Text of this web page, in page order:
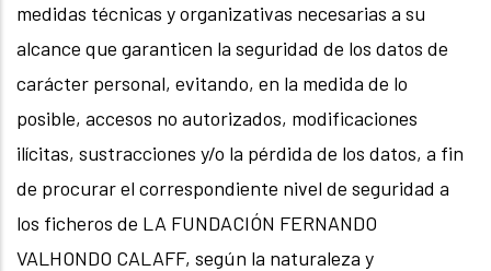
medidas técnicas y organizativas necesarias a su
alcance que garanticen la seguridad de los datos de
carácter personal, evitando, en la medida de lo
posible, accesos no autorizados, modificaciones
ilícitas, sustracciones y/o la pérdida de los datos, a fin
de procurar el correspondiente nivel de seguridad a
los ficheros de LA FUNDACIÓN FERNANDO
VALHONDO CALAFF, según la naturaleza y